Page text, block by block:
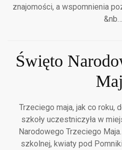
znajomości, a wspomnienia
&nb…
Święto
Trzeciego maja, jak co roku,
szkoły uczestniczyła w
Narodowego Trzeciego
szkolnej, kwiaty pod